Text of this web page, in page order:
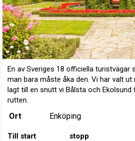
En av Sveriges 18 officiella turistvägar
man bara måste åka den. Vi har valt
lagt till en snutt vi Bålsta och
rutten.
Ort Enköping
Till start
stopp